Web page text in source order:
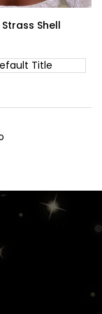
Shell
Title
Italia